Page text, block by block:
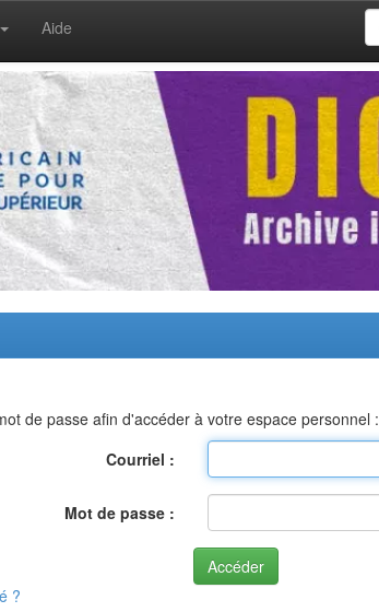
Aide
de passe afin d'accéder à votre espace personnel :
Courriel :
Mot de passe :
?